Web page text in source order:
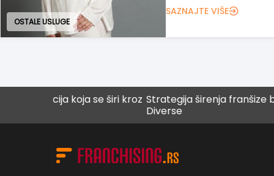
EDUKATIVNE USLUGE
koja se širi kroz Strategija širenja franšize brenda